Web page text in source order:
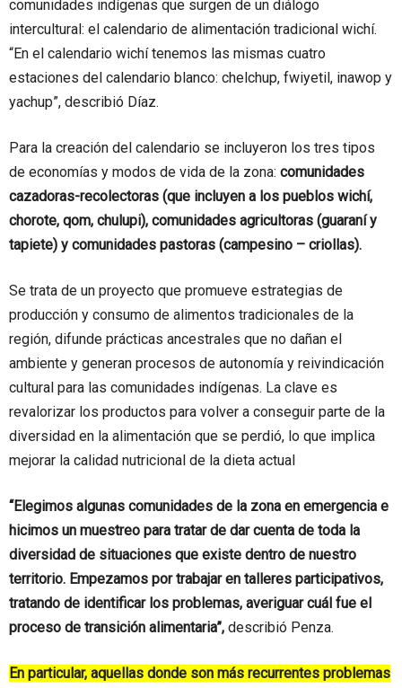
comunidades indígenas que surgen de un diálogo
intercultural: el calendario de alimentación tradicional wichí.
“En el calendario wichí tenemos las mismas cuatro
estaciones del calendario blanco: chelchup, fwiyetil, inawop y
yachup”, describió Díaz.
Para la creación del calendario se incluyeron los tres tipos
de economías y modos de vida de la zona: comunidades
cazadoras-recolectoras (que incluyen a los pueblos wichí,
chorote, qom, chulupi), comunidades agricultoras (guaraní y
tapiete) y comunidades pastoras (campesino – criollas).
Se trata de un proyecto que promueve estrategias de
producción y consumo de alimentos tradicionales de la
región, difunde prácticas ancestrales que no dañan el
ambiente y generan procesos de autonomía y reivindicación
cultural para las comunidades indígenas. La clave es
revalorizar los productos para volver a conseguir parte de la
diversidad en la alimentación que se perdió, lo que implica
mejorar la calidad nutricional de la dieta actual
“Elegimos algunas comunidades de la zona en emergencia e
hicimos un muestreo para tratar de dar cuenta de toda la
diversidad de situaciones que existe dentro de nuestro
territorio. Empezamos por trabajar en talleres participativos,
tratando de identificar los problemas, averiguar cuál fue el
proceso de transición alimentaria”, describió Penza.
En particular, aquellas donde son más recurrentes problemas